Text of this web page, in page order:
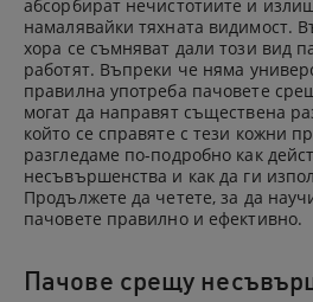
абсорбират нечистотиите и
намалявайки тяхната видимост.
хора се съмняват дали този вид
работят. Въпреки че няма
правилна употреба пачовете
могат да направят съществена
който се справяте с тези кожни
разгледаме по-подробно как
несъвършенства и как да ги
Продължете да четете, за да
пачовете правилно и ефективно.
Пачове срещу